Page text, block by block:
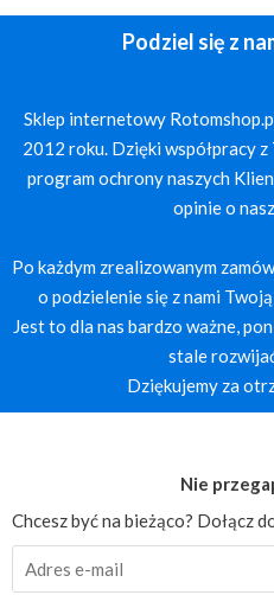
Podziel się z
Sklep internetowy
2012 roku. Dzięki współpracy
program ochrony naszych
opinie o
Po każdym zrealizowanym
o podzielenie się z nami
Jest to dla nas bardzo ważne,
stale
Dziękujemy za
Nie
Chcesz być na bieżąco? Dołącz